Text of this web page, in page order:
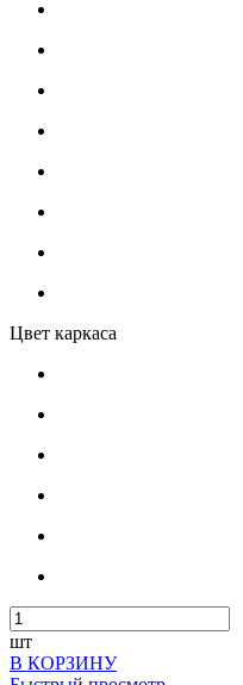
Цвет каркаса
шт
В КОРЗИНУ